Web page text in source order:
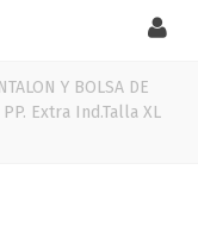
Y BOLSA DE
Extra Ind.Talla XL